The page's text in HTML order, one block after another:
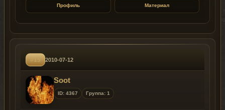
Профиль Материал
#15 2010-07-12
Soot
ID: 4367 Группа: 1